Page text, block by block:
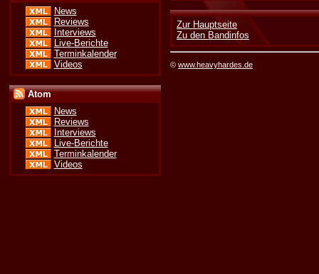
News
Reviews
Interviews
Live-Berichte
Terminkalender
Videos
Atom
News
Reviews
Interviews
Live-Berichte
Terminkalender
Videos
Zur Hauptseite
Zu den Bandinfos
©www.heavyhardes.de